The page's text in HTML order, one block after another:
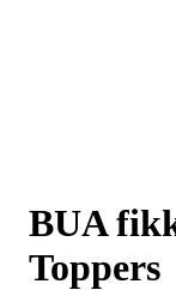
BUA
Toppers